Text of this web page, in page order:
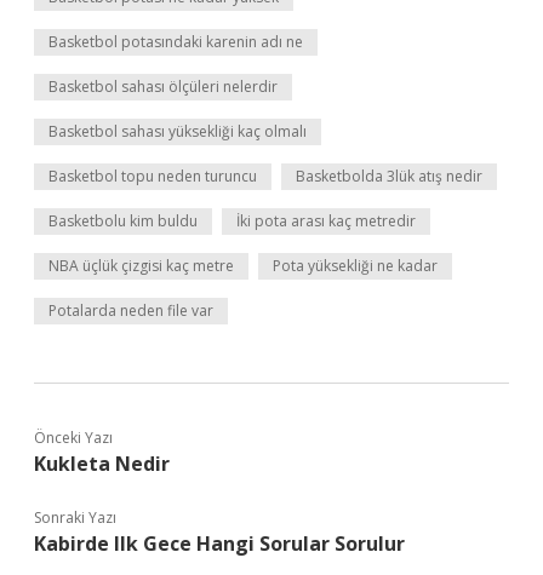
Basketbol potasındaki karenin adı ne
Basketbol sahası ölçüleri nelerdir
Basketbol sahası yüksekliği kaç olmalı
Basketbol topu neden turuncu Basketbolda 3lük atış nedir
Basketbolu kim buldu İki pota arası kaç metredir
NBA üçlük çizgisi kaç metre Pota yüksekliği ne kadar
Potalarda neden file var
Önceki Yazı
Kukleta Nedir
Sonraki Yazı
Kabirde Ilk Gece Hangi Sorular Sorulur